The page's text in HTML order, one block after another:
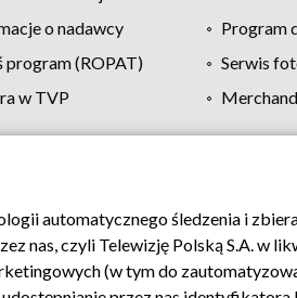
o nadawcy
Program
program (ROPAT)
Serwis
w TVP
Moje zgody Pomoc Biuro
automatycznego śledzenia i
nas, czyli Telewizję Polską S.A. w
(w tym do